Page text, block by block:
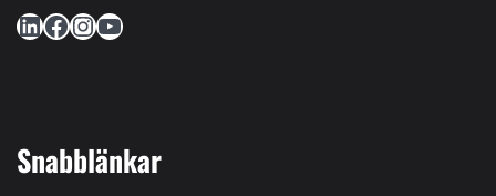
LinkedIn Facebook InstagramYouTube
Snabblänkar